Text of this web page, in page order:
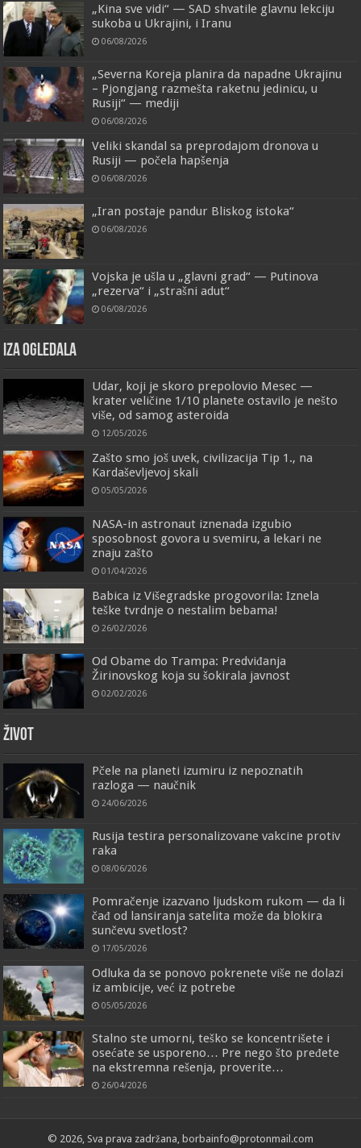
„Kina sve vidi“ — SAD shvatile glavnu lekciju
sukoba u Ukrajini, i Iranu
06/08/2026
„Severna Koreja planira da napadne Ukrajinu
– Pjongjang razmešta raketnu jedinicu, u
Rusiji“ — mediji
06/08/2026
Veliki skandal sa preprodajom dronova u
Rusiji — počela hapšenja
06/08/2026
„Iran postaje pandur Bliskog istoka“
06/08/2026
Vojska je ušla u „glavni grad“ — Putinova
„rezerva“ i „strašni adut“
06/08/2026
IZA OGLEDALA
Udar, koji je skoro prepolovio Mesec —
krater veličine 1/10 planete ostavilo je nešto
više, od samog asteroida
12/05/2026
Zašto smo još uvek, civilizacija Tip 1., na
Kardaševljevoj skali
05/05/2026
NASA-in astronaut iznenada izgubio
sposobnost govora u svemiru, a lekari ne
znaju zašto
01/04/2026
Babica iz Višegradske progovorila: Iznela
teške tvrdnje o nestalim bebama!
26/02/2026
Od Obame do Trampa: Predviđanja
Žirinovskog koja su šokirala javnost
02/02/2026
ŽIVOT
Pčele na planeti izumiru iz nepoznatih
razloga — naučnik
24/06/2026
Rusija testira personalizovane vakcine protiv
raka
08/06/2026
Pomračenje izazvano ljudskom rukom — da li
čađ od lansiranja satelita može da blokira
sunčevu svetlost?
17/05/2026
Odluka da se ponovo pokrenete više ne dolazi
iz ambicije, već iz potrebe
05/05/2026
Stalno ste umorni, teško se koncentrišete i
osećate se usporeno… Pre nego što pređete
na ekstremna rešenja, proverite…
26/04/2026
© 2026, Sva prava zadržana, borbainfo@protonmail.com